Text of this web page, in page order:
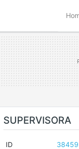
SUPERVISORA
ID